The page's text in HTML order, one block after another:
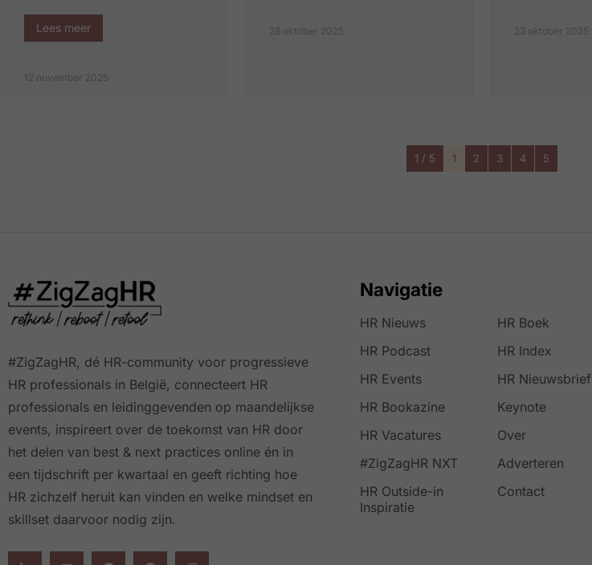
Lees meer
12 november 2025
28 oktober 2025 23 oktober 2025
1 / 5 1 2 3 4 5
#ZigZagHR, dé HR-community voor progressieve
HR professionals in België, connecteert HR
professionals en leidinggevenden op maandelijkse
events, inspireert over de toekomst van HR door
het delen van best & next practices online én in
een tijdschrift per kwartaal en geeft richting hoe
HR zichzelf heruit kan vinden en welke mindset en
skillset daarvoor nodig zijn.
Navigatie
HR Nieuws
HR Podcast
HR Events
HR Bookazine
HR Vacatures
#ZigZagHR NXT
HR Outside-in
Inspiratie
HR Boek
HR Index
HR Nieuwsbrief
Keynote
Over
Adverteren
Contact